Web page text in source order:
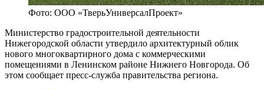
Фото: ООО «ТверьУниверсалПроект»
Министерство градостроительной деятельности
Нижегородской области утвердило архитектурный облик
нового многоквартирного дома с коммерческими
помещениями в Ленинском районе Нижнего Новгорода. Об
этом сообщает пресс-служба правительства региона.